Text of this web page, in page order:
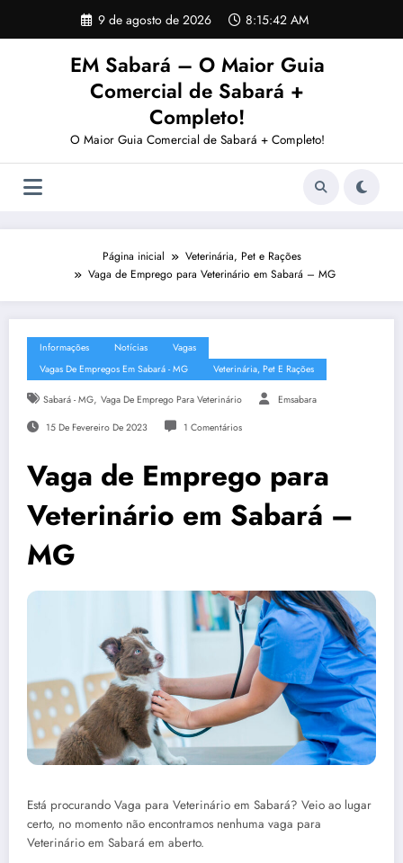
o
9 de agosto de 2026 8:15:43 AM
EM Sabará – O Maior Guia
Comercial de Sabará +
Completo!
O Maior Guia Comercial de Sabará + Completo!
Página inicial
Veterinária, Pet e Rações
Vaga de Emprego para Veterinário em Sabará – MG
Informações Notícias
Vagas
Vagas De Empregos Em Sabará - MG
Veterinária, Pet E Rações
Sabará - MG, Vaga De Emprego Para Veterinário Emsabara
15 De Fevereiro De 2023 1 Comentários
Vaga de Emprego para
Veterinário em Sabará –
MG
Está procurando Vaga para Veterinário em Sabará? Veio ao lugar
certo, no momento não encontramos nenhuma vaga para
Veterinário em Sabará em aberto.